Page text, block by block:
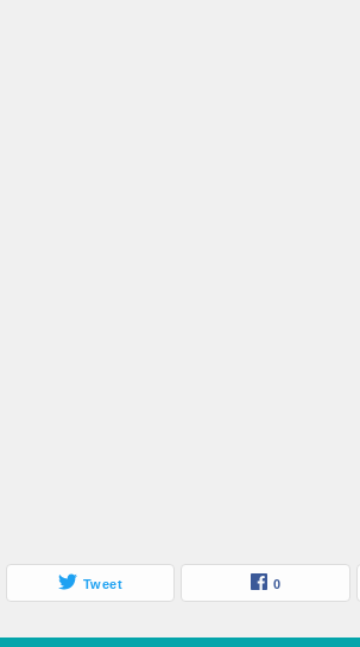
Tweet 0